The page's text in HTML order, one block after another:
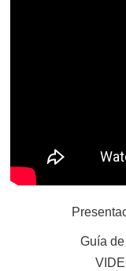
Guía